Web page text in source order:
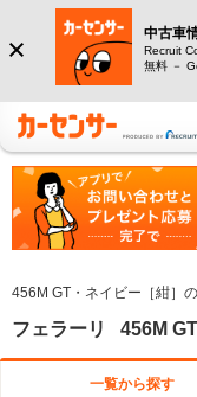
中古車
Recruit
無料 －
456M GT・ネイビー［紺］
フェラーリ 456M
一覧から探す